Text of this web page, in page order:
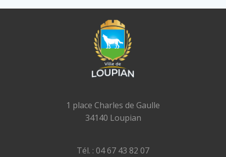
1 place Charles de Gaulle
34140 Loupian
Tél. : 04 67 43 82 07